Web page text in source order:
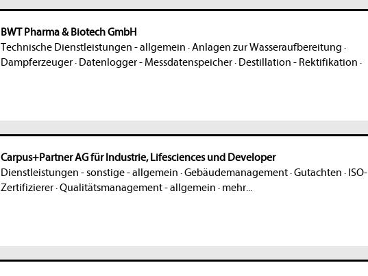
BWT Pharma & Biotech GmbH
Technische Dienstleistungen - allgemein ·Anlagen zur Wasseraufbereitung ·
Dampferzeuger· Datenlogger - Messdatenspeicher· Destillation - Rektifikation ·
Carpus+Partner AG für Industrie, Lifesciences und Developer
Dienstleistungen - sonstige - allgemein ·Gebäudemanagement·Gutachten · ISO-
Zertifizierer·Qualitätsmanagement - allgemein · mehr...